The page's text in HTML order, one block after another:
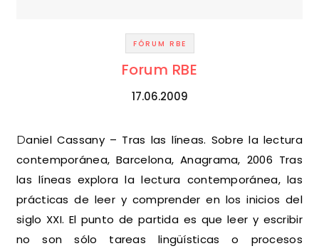
FÓRUM RBE
Forum RBE
17.06.2009
Daniel Cassany – Tras las líneas. Sobre la lectura
contemporánea, Barcelona, Anagrama, 2006 Tras
las líneas explora la lectura contemporánea, las
prácticas de leer y comprender en los inicios del
siglo XXI. El punto de partida es que leer y escribir
no son sólo tareas lingüísticas o procesos